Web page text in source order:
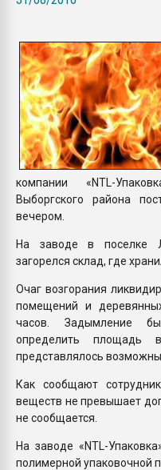
компании «NTL-
Выборгского района
вечером.
На заводе в поселке
загорелся склад, где
Очаг возгорания
помещений и
часов. Задымление
определить площадь
представлялось
Как сообщают
веществ не превышает
не сообщается.
На заводе «NTL-
полимерной упаковочной